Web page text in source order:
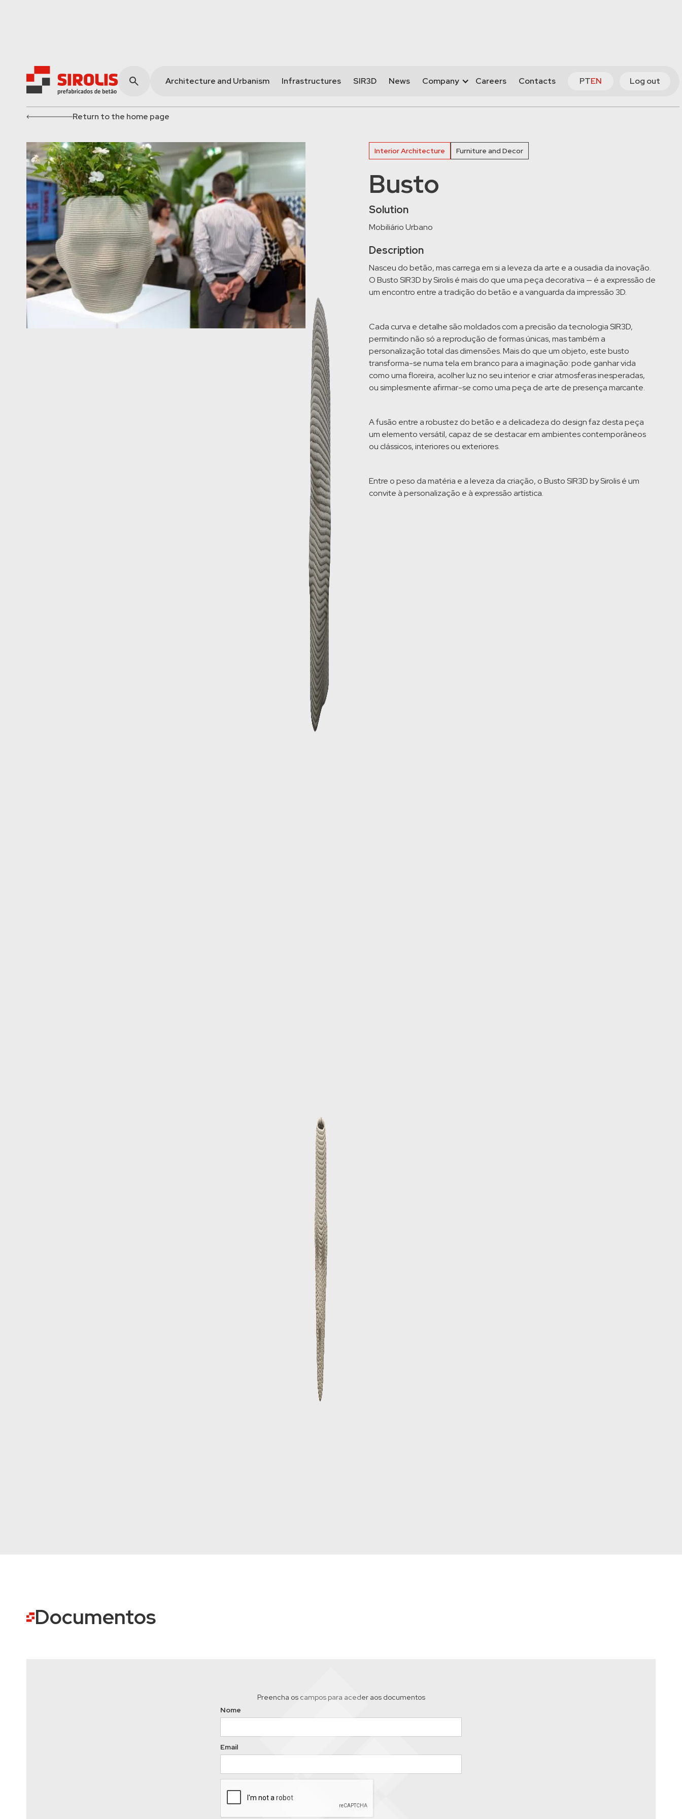
Architecture and Urbanism Infrastructures SIR3D News Company Careers Contacts PTEN Log out
Return to the home page
Interior Architecture Furniture and Decor
Busto
Solution
Mobiliário Urbano
Description
Nasceu do betão, mas carrega em si a leveza da arte e a ousadia da inovação.
O Busto SIR3D by Sirolis é mais do que uma peça decorativa — é a expressão de
um encontro entre a tradição do betão e a vanguarda da impressão 3D.
Cada curva e detalhe são moldados com a precisão da tecnologia SIR3D,
permitindo não só a reprodução de formas únicas, mas também a
personalização total das dimensões. Mais do que um objeto, este busto
transforma-se numa tela em branco para a imaginação: pode ganhar vida
como uma floreira, acolher luz no seu interior e criar atmosferas inesperadas,
ou simplesmente afirmar-se como uma peça de arte de presença marcante.
A fusão entre a robustez do betão e a delicadeza do design faz desta peça
um elemento versátil, capaz de se destacar em ambientes contemporâneos
ou clássicos, interiores ou exteriores.
Entre o peso da matéria e a leveza da criação, o Busto SIR3D by Sirolis é um
convite à personalização e à expressão artística.
Documentos
Preencha os campos para aceder aos documentos
Nome
Email